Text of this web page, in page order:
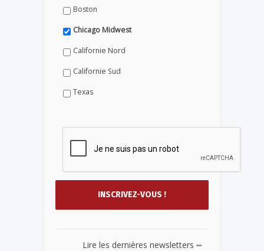
Boston
Chicago Midwest
Californie Nord
Californie Sud
Texas
Lire les dernières newsletters ...